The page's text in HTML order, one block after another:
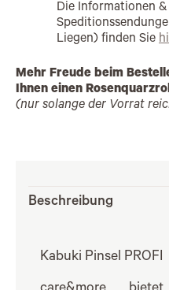
Die Informationen
Liegen) finden Sie
Mehr Freude beim
Ihnen einen
(nur solange der Vorrat
Beschreibung
Kabuki Pinsel PROFI